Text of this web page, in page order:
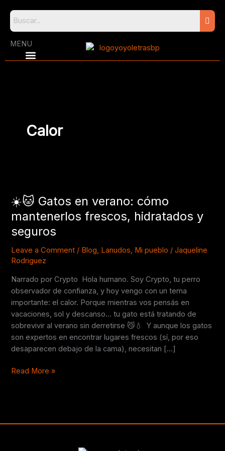
content
MENU
Calor
☀️🐱 Gatos en verano: cómo
mantenerlos frescos, hidratados y
seguros
Leave a Comment / Blog, Lanudos, Mi pueblo /Jaqueline
Rodriguez
Narrado por Crypto Hola humano. Soy Crypto, tu perro
observador de confianza, y hoy vengo con un tema
importante: el calor. Porque mientras vos pensás en
vacaciones, sol y descanso… tu gato está tratando de
sobrevivir al verano sin derretirse 😼💧 Y aunque los gatos
son expertos en encontrar lugares frescos (sí, por eso
desaparecen debajo de la cama), necesitan […]
Gatos
verano:
cómo
mantenerlos
frescos,
y
seguros
Read More »